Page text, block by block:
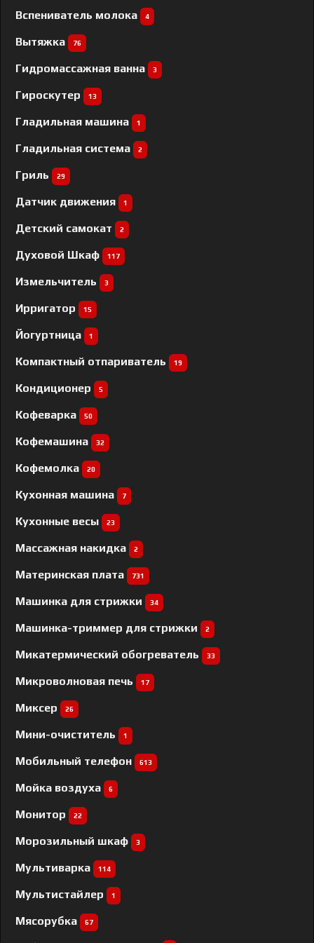
Вспениватель молока 4
Вытяжка 76
Гидромассажная ванна 3
Гироскутер 13
Гладильная машина 1
Гладильная система 2
Гриль 29
Датчик движения 1
Детский самокат 2
Духовой Шкаф 117
Измельчитель 3
Ирригатор 15
Йогуртница 1
Компактный отпариватель 19
Кондиционер 5
Кофеварка 50
Кофемашина 32
Кофемолка 20
Кухонная машина 7
Кухонные весы 23
Массажная накидка 2
Материнская плата 731
Машинка для стрижки 34
Машинка-триммер для стрижки 2
Микатермический обогреватель 33
Микроволновая печь 17
Миксер 26
Мини-очиститель 1
Мобильный телефон 613
Мойка воздуха 6
Монитор 22
Морозильный шкаф 3
Мультиварка 114
Мультистайлер 1
Мясорубка 67